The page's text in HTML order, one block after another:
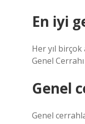
En iyi
Her yıl birçok
Genel
Genel
Genel